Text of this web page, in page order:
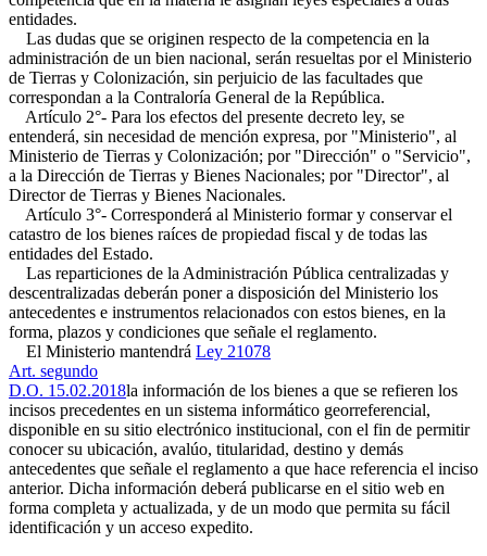
entidades.
Las dudas que se originen respecto de la competencia en la
administración de un bien nacional, serán resueltas por el Ministerio
de Tierras y Colonización, sin perjuicio de las facultades que
correspondan a la Contraloría General de la República.
Artículo 2°- Para los efectos del presente decreto ley, se
entenderá, sin necesidad de mención expresa, por "Ministerio", al
Ministerio de Tierras y Colonización; por "Dirección" o "Servicio",
a la Dirección de Tierras y Bienes Nacionales; por "Director", al
Director de Tierras y Bienes Nacionales.
Artículo 3°- Corresponderá al Ministerio formar y conservar el
catastro de los bienes raíces de propiedad fiscal y de todas las
entidades del Estado.
Las reparticiones de la Administración Pública centralizadas y
descentralizadas deberán poner a disposición del Ministerio los
antecedentes e instrumentos relacionados con estos bienes, en la
forma, plazos y condiciones que señale el reglamento.
El Ministerio mantendrá Ley 21078
Art. segundo
D.O. 15.02.2018la información de los bienes a que se refieren los
incisos precedentes en un sistema informático georreferencial,
disponible en su sitio electrónico institucional, con el fin de permitir
conocer su ubicación, avalúo, titularidad, destino y demás
antecedentes que señale el reglamento a que hace referencia el inciso
anterior. Dicha información deberá publicarse en el sitio web en
forma completa y actualizada, y de un modo que permita su fácil
identificación y un acceso expedito.